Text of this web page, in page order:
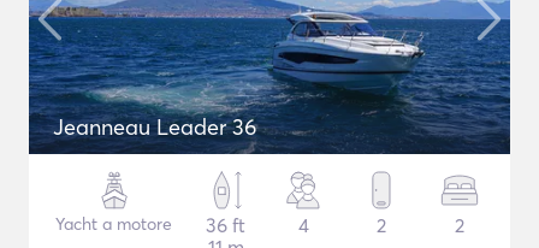
Jeanneau Leader 36
Yacht a motore
36 ft
4 2 2